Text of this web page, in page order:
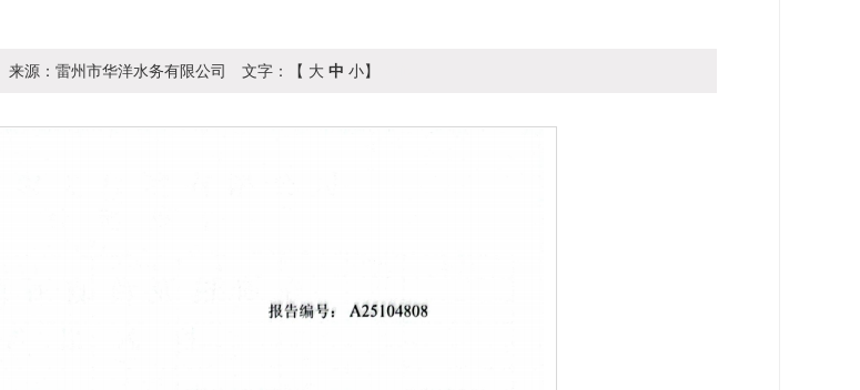
来源： 雷州市华洋水务有限公司 文字：【 大 中 小】